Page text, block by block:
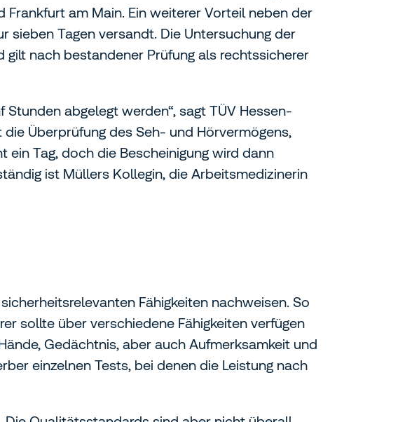
am Main. Ein weiterer Vorteil neben der
sieben Tagen versandt. Die Untersuchung der
nach bestandener Prüfung als rechtssicherer
abgelegt werden“, sagt TÜV Hessen-
Überprüfung des Seh- und Hörvermögens,
ein Tag, doch die Bescheinigung wird dann
ist Müllers Kollegin, die Arbeitsmedizinerin
Fähigkeiten nachweisen. So
sollte über verschiedene Fähigkeiten verfügen
Gedächtnis, aber auch Aufmerksamkeit und
einzelnen Tests, bei denen die Leistung nach